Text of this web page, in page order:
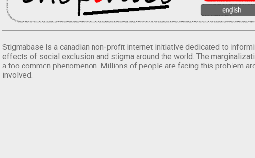
Stigmabase is a canadian non-profit internet initiative dedicated to
effects of social exclusion and stigma around the world. The
a too common phenomenon. Millions of people are facing this problem
involved.